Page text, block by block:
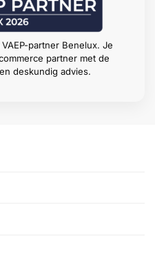
partner Benelux. Je
partner met de
deskundig advies.